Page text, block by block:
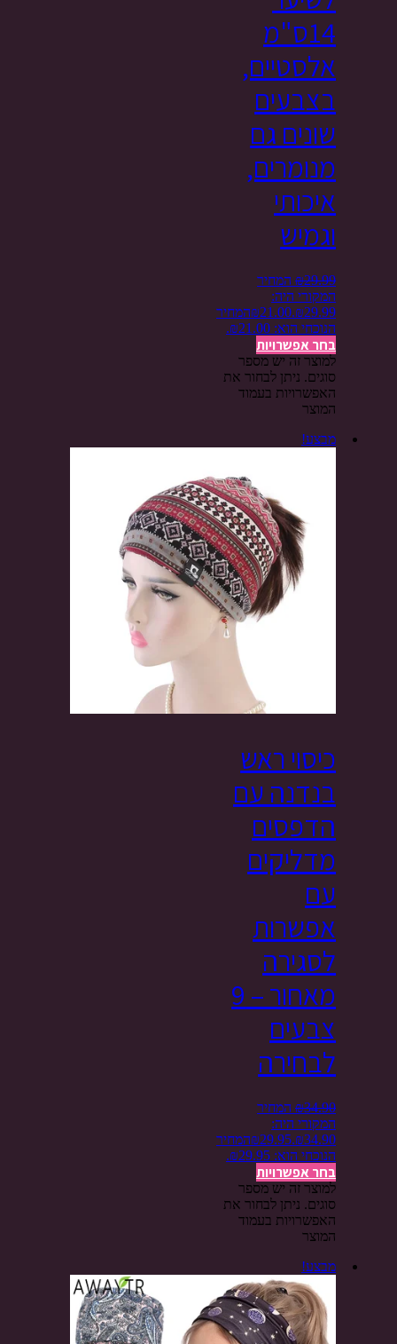
14ס"מ
אלסטיים,
בצבעים
שונים גם
מנומרים,
איכותי
וגמיש
₪29.99
המחיר
המקורי היה:
₪29.99.
₪21.00
המחיר
הנוכחי הוא: ₪21.00.
בחר אפשרויות
למוצר זה יש מספר
סוגים. ניתן לבחור את
האפשרויות בעמוד
המוצר
מבצע!
כיסוי ראש
בנדנה עם
הדפסים
מדליקים
עם
אפשרות
לסגירה
מאחור – 9
צבעים
לבחירה
₪34.90
המחיר
המקורי היה:
₪34.90.
₪29.95
המחיר
הנוכחי הוא: ₪29.95.
בחר אפשרויות
למוצר זה יש מספר
סוגים. ניתן לבחור את
האפשרויות בעמוד
המוצר
מבצע!